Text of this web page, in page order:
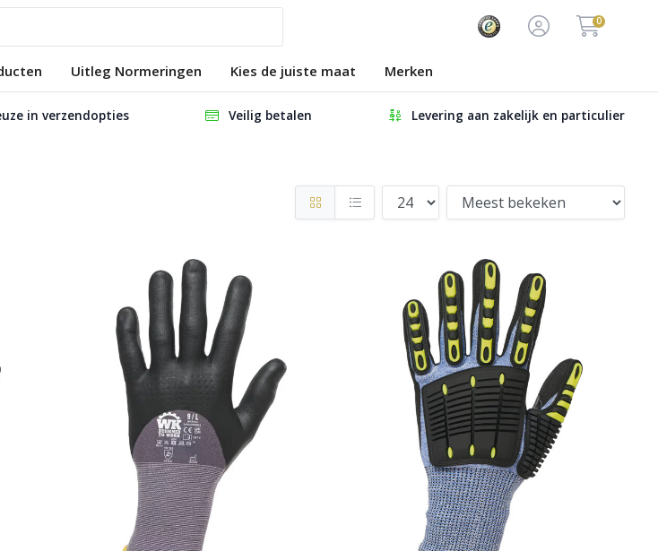
0
Uitleg Normeringen Kies de juiste maat Merken
in verzendopties Veilig betalen Levering aan zakelijk en particulier